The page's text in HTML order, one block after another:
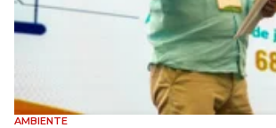
AMBIENTE